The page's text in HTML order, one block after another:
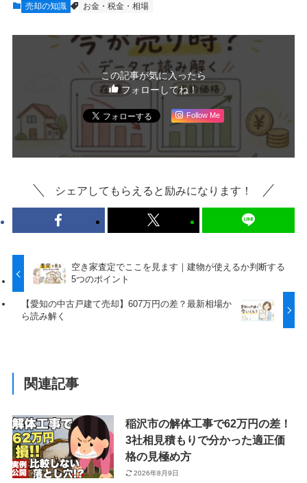
売却の知識 お金・税金・相場
この記事が気に入ったら
フォローしてね！
Follow Me
シェアしてもらえると励みになります！
空き家査定でここを見ます｜建物が使えるか判断する
5つのポイント
【愛知の中古戸建て売却】607万円の差？最新相場か
ら読み解く
関連記事
稲沢市の解体工事で62万円の差！
3社相見積もりで分かった適正価
格の見極め方
2026年8月9日